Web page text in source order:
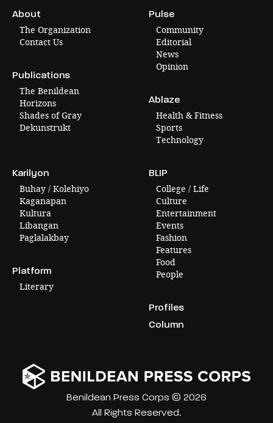
Benildean Press Corps © 2026
All Rights Reserved.
About
The Organization
Contact Us
Publications
The Benildean
Horizons
Shades of Gray
Dekunstrukt
Pulse
Community
Editorial
News
Opinion
Ablaze
Health & Fitness
Sports
Technology
Karilyon
Buhay / Kolehiyo
Kaganapan
Kultura
Libangan
Paglalakbay
Platform
Literary
BLIP
College / Life
Culture
Entertainment
Events
Fashion
Features
Food
People
Profiles
Column